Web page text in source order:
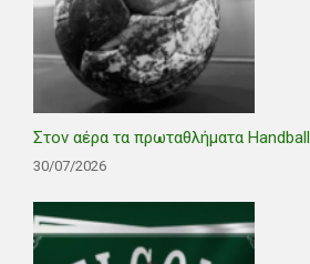
Στον αέρα τα πρωταθλήματα Handball
30/07/2026